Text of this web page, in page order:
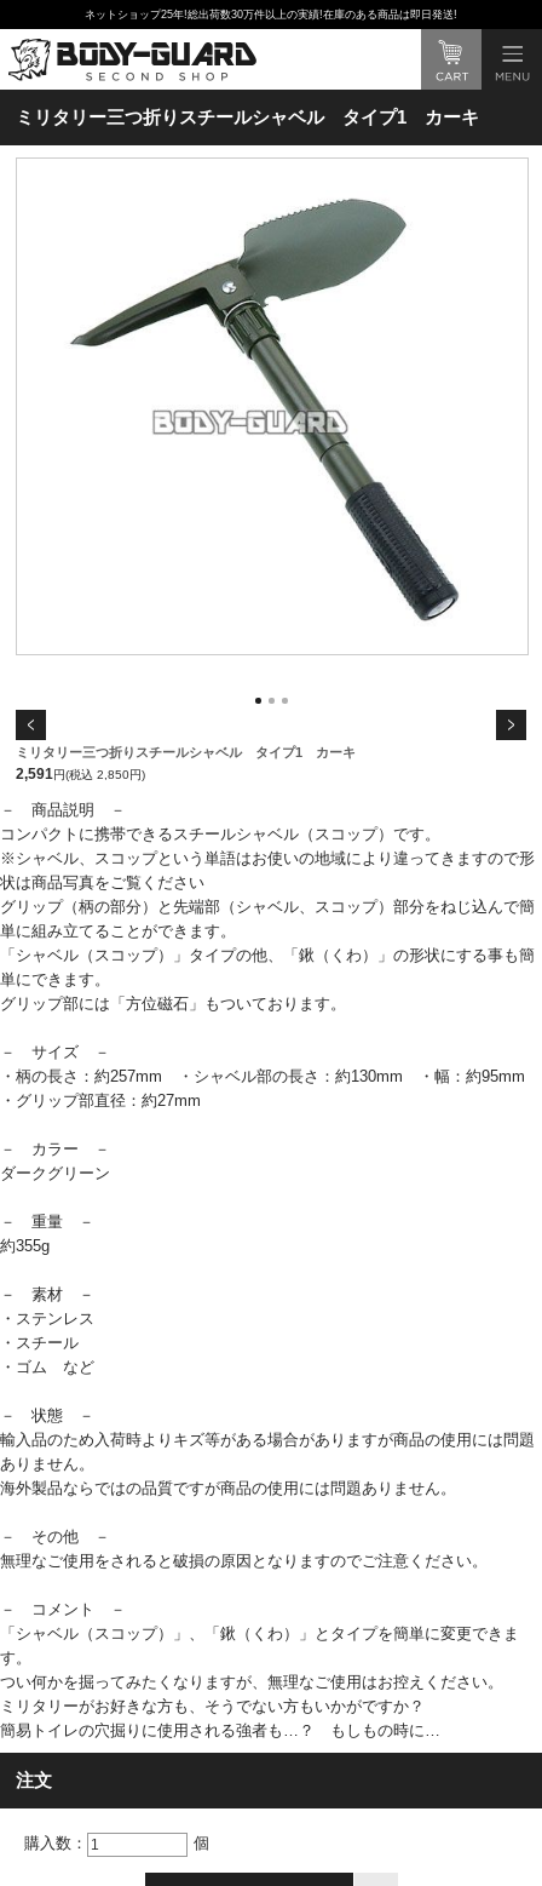
ネットショップ25年!総出荷数30万件以上の実績!在庫のある商品は即日発送!
ミリタリー三つ折りスチールシャベル タイプ1 カーキ
ミリタリー三つ折りスチールシャベル タイプ1 カーキ
2,591円(税込 2,850円)
－ 商品説明 －
コンパクトに携帯できるスチールシャベル（スコップ）です。
※シャベル、スコップという単語はお使いの地域により違ってきますので形
状は商品写真をご覧ください
グリップ（柄の部分）と先端部（シャベル、スコップ）部分をねじ込んで簡
単に組み立てることができます。
「シャベル（スコップ）」タイプの他、「鍬（くわ）」の形状にする事も簡
単にできます。
グリップ部には「方位磁石」もついております。
－ サイズ －
・柄の長さ：約257mm ・シャベル部の長さ：約130mm ・幅：約95mm
・グリップ部直径：約27mm
－ カラー －
ダークグリーン
－ 重量 －
約355g
－ 素材 －
・ステンレス
・スチール
・ゴム など
－ 状態 －
輸入品のため入荷時よりキズ等がある場合がありますが商品の使用には問題
ありません。
海外製品ならではの品質ですが商品の使用には問題ありません。
－ その他 －
無理なご使用をされると破損の原因となりますのでご注意ください。
－ コメント －
「シャベル（スコップ）」、「鍬（くわ）」とタイプを簡単に変更できま
す。
つい何かを掘ってみたくなりますが、無理なご使用はお控えください。
ミリタリーがお好きな方も、そうでない方もいかがですか？
簡易トイレの穴掘りに使用される強者も…？ もしもの時に…
注文
購入数： 個